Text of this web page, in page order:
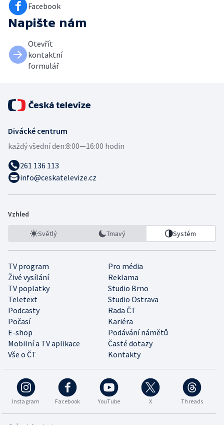
Facebook
Napište nám
Otevřít
kontaktní
formulář
Divácké centrum
každý všední den:8:00—16:00 hodin
261 136 113
info@ceskatelevize.cz
Vzhled
Světlý Tmavý Systém
TV program
Pro média
Živé vysílání
Reklama
TV poplatky
Studio Brno
Teletext
Studio Ostrava
Podcasty
Rada ČT
Počasí
Kariéra
E-shop
Podávání námětů
Mobilní a TV aplikace
Časté dotazy
Vše o ČT
Kontakty
Instagram Facebook YouTube X Threads